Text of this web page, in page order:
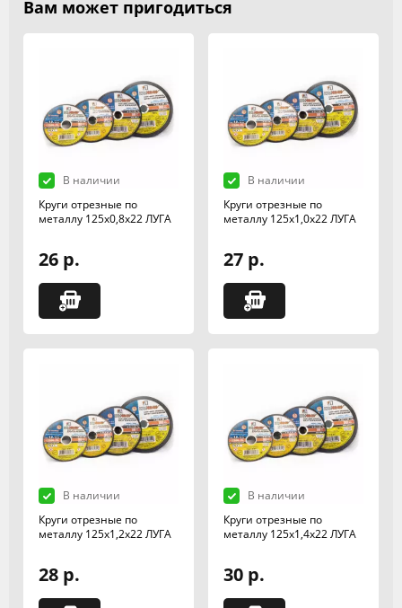
Вам может пригодиться
В наличии
Круги отрезные по
металлу 125х0,8х22 ЛУГА
26 р.
В наличии
Круги отрезные по
металлу 125х1,0х22 ЛУГА
27 р.
В наличии
Круги отрезные по
металлу 125х1,2х22 ЛУГА
28 р.
В наличии
Круги отрезные по
металлу 125х1,4х22 ЛУГА
30 р.